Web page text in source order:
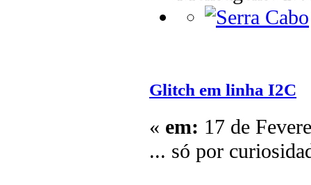
Glitch em linha I2C
« em: 17 de
... só por